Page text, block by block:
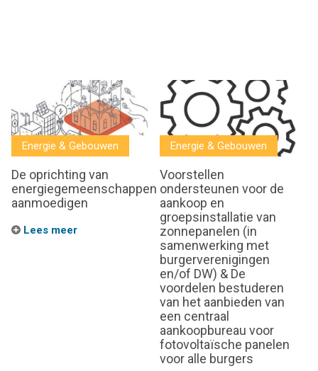
Energie & Gebouwen
De oprichting van
energiegemeenschappen
aanmoedigen
Lees meer
Energie & Gebouwen
Voorstellen
ondersteunen voor de
aankoop en
groepsinstallatie van
zonnepanelen (in
samenwerking met
burgerverenigingen
en/of DW) & De
voordelen bestuderen
van het aanbieden van
een centraal
aankoopbureau voor
fotovoltaïsche panelen
voor alle burgers